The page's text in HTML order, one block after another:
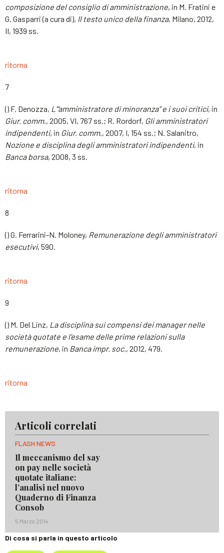
composizione del consiglio di amministrazione, in M. Fratini e
G. Gasparri (a cura di), Il testo unico della finanza, Milano, 2012,
II, 1939 ss.
ritorna
7
() F. Denozza, L’“amministratore di minoranza” e i suoi critici, in
Giur. comm., 2005, VI, 767 ss.; R. Rordorf, Gli amministratori
indipendenti, in Giur. comm., 2007, I, 154 ss.; N. Salanitro,
Nozione e disciplina degli amministratori indipendenti, in
Banca borsa, 2008, 3 ss.
ritorna
8
() G. Ferrarini-N. Moloney, Remunerazione degli amministratori
esecutivi, 590.
ritorna
9
() M. Del Linz, La disciplina sui compensi dei manager nelle
società quotate e l’esame delle prime relazioni sulla
remunerazione, in Bancaimpr. soc., 2012, 479.
ritorna
Articoli correlati
FLASH NEWS
Il meccanismo del say
on pay nelle società
quotate italiane:
l’analisi nel nuovo
Quaderno di Finanza
Consob
5 Marzo 2014
Di cosa si parla in questo articolo